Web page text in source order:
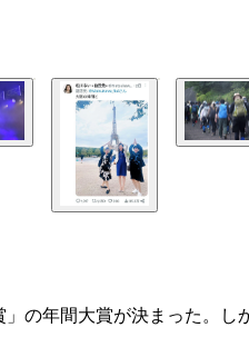
の年間大賞が決まった。